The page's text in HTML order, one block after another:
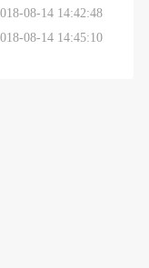
08-14 14:42:48
08-14 14:45:10